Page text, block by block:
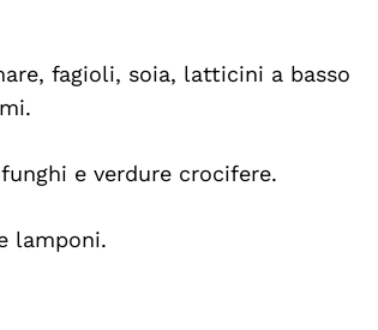
fagioli, soia, latticini a basso
e verdure crocifere.
lamponi.